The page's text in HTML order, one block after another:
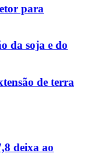
para
da soja e do
de terra
deixa ao